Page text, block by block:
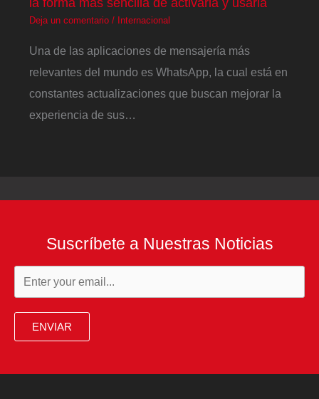
Deja un comentario / Internacional
Una de las aplicaciones de mensajería más
relevantes del mundo es WhatsApp, la cual está en
constantes actualizaciones que buscan mejorar la
experiencia de sus…
Suscríbete a Nuestras Noticias
ENVIAR